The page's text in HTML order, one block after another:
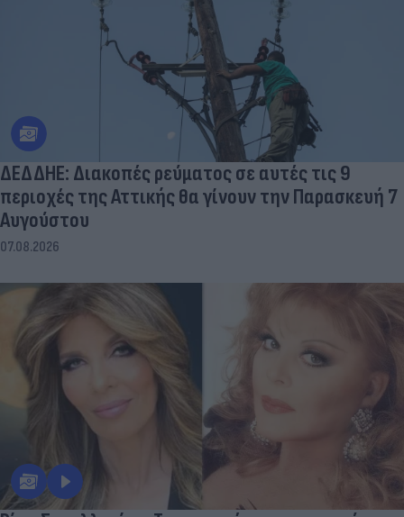
ΔΕΔΔΗΕ: Διακοπές ρεύματος σε αυτές τις 9
περιοχές της Αττικής θα γίνουν την Παρασκευή 7
Αυγούστου
07.08.2026